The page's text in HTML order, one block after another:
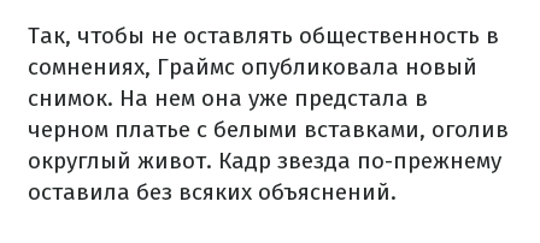
Так, чтобы не оставлять общественность в
сомнениях, Граймс опубликовала новый
снимок. На нем она уже предстала в
черном платье с белыми вставками, оголив
округлый живот. Кадр звезда по-прежнему
оставила без всяких объяснений.